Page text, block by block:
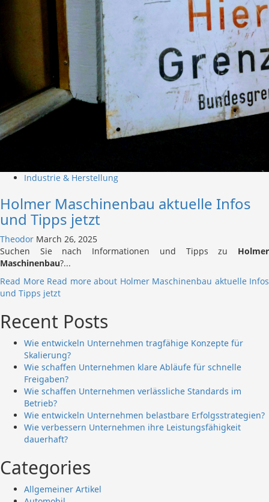
Industrie & Herstellung
Holmer Maschinenbau aktuelle Infos
und Tipps jetzt
Theodor March 26, 2025
Suchen Sie nach Informationen und Tipps zu Holmer
Maschinenbau?...
Read More Read more about Holmer Maschinenbau aktuelle Infos
und Tipps jetzt
Recent Posts
Wie entwickeln Unternehmen tragfähige Konzepte für
Skalierung?
Wie schaffen Unternehmen klare Abläufe für schnelle
Freigaben?
Wie schaffen Unternehmen verlässliche Standards im
Betrieb?
Wie entwickeln Unternehmen belastbare Erfolgsstrategien?
Wie verbessern Unternehmen ihre Leistungsfähigkeit
dauerhaft?
Categories
Allgemeiner Artikel